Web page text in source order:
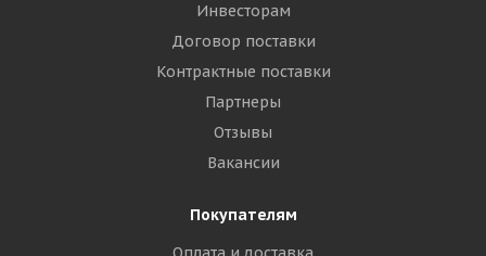
Инвесторам
Договор поставки
Контрактные поставки
Партнеры
Отзывы
Вакансии
Покупателям